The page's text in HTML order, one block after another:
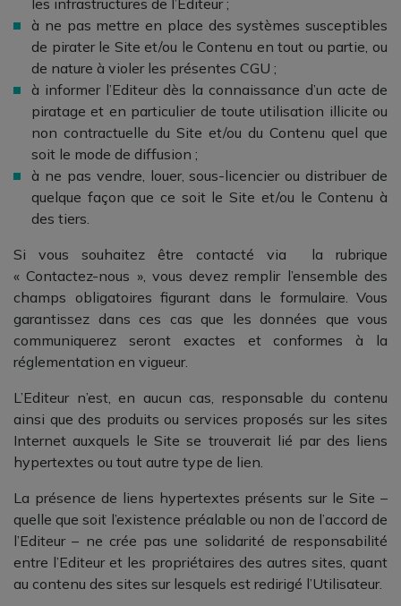
les infrastructures de l’Editeur ;
à ne pas mettre en place des systèmes susceptibles
de pirater le Site et/ou le Contenu en tout ou partie, ou
de nature à violer les présentes CGU ;
à informer l’Editeur dès la connaissance d’un acte de
piratage et en particulier de toute utilisation illicite ou
non contractuelle du Site et/ou du Contenu quel que
soit le mode de diffusion ;
à ne pas vendre, louer, sous-licencier ou distribuer de
quelque façon que ce soit le Site et/ou le Contenu à
des tiers.
Si vous souhaitez être contacté via la rubrique
« Contactez-nous », vous devez remplir l’ensemble des
champs obligatoires figurant dans le formulaire. Vous
garantissez dans ces cas que les données que vous
communiquerez seront exactes et conformes à la
réglementation en vigueur.
L’Editeur n’est, en aucun cas, responsable du contenu
ainsi que des produits ou services proposés sur les sites
Internet auxquels le Site se trouverait lié par des liens
hypertextes ou tout autre type de lien.
La présence de liens hypertextes présents sur le Site –
quelle que soit l’existence préalable ou non de l’accord de
l’Editeur – ne crée pas une solidarité de responsabilité
entre l’Editeur et les propriétaires des autres sites, quant
au contenu des sites sur lesquels est redirigé l’Utilisateur.